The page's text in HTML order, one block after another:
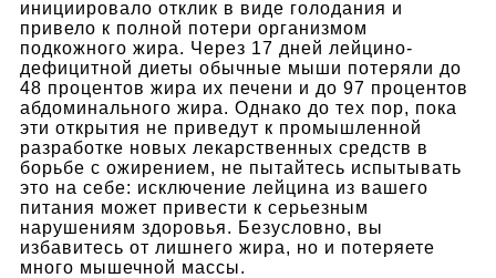
инициировало отклик в виде голодания и
привело к полной потери организмом
подкожного жира. Через 17 дней лейцино-
дефицитной диеты обычные мыши потеряли до
48 процентов жира их печени и до 97 процентов
абдоминального жира. Однако до тех пор, пока
эти открытия не приведут к промышленной
разработке новых лекарственных средств в
борьбе с ожирением, не пытайтесь испытывать
это на себе: исключение лейцина из вашего
питания может привести к серьезным
нарушениям здоровья. Безусловно, вы
избавитесь от лишнего жира, но и потеряете
много мышечной массы.